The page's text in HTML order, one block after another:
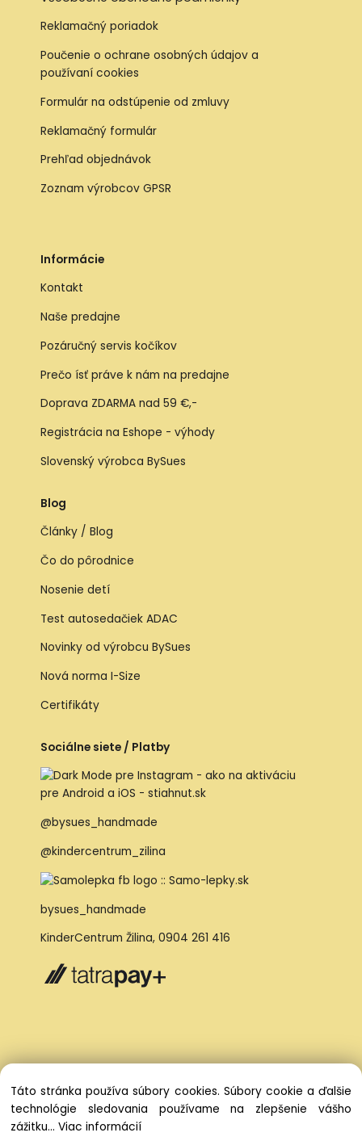
Reklamačný poriadok
Poučenie o ochrane osobných údajov a
používaní cookies
Formulár na odstúpenie od zmluvy
Reklamačný formulár
Prehľad objednávok
Zoznam výrobcov GPSR
Informácie
Kontakt
Naše predajne
Pozáručný servis kočíkov
Prečo ísť práve k nám na predajne
Doprava ZDARMA nad 59 €,-
Registrácia na Eshope - výhody
Slovenský výrobca BySues
Blog
Články / Blog
Čo do pôrodnice
Nosenie detí
Test autosedačiek ADAC
Novinky od výrobcu BySues
Nová norma I-Size
Certifikáty
Sociálne siete / Platby
@bysues_handmade
@kindercentrum_zilina
bysues_handmade
KinderCentrum Žilina, 0904 261 416
Táto stránka používa súbory cookies. Súbory cookie a ďalšie
technológie sledovania používame na zlepšenie vášho
zážitku... Viac informácií